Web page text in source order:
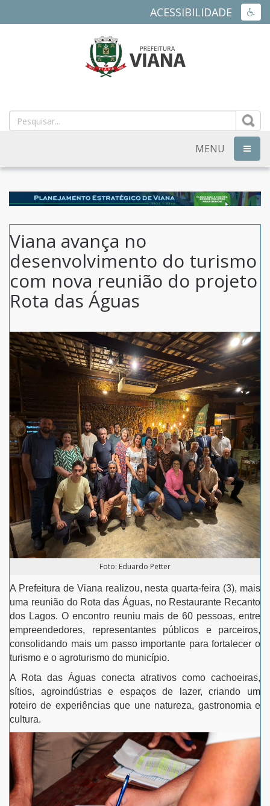
ACESSIBILIDADE
MUNICIPAL
DE
VIANA
ES
MENU
Viana avança no
desenvolvimento do turismo
com nova reunião do projeto
Rota das Águas
Foto: Eduardo Petter
A Prefeitura de Viana realizou, nesta quarta-feira (3), mais
uma reunião do Rota das Águas, no Restaurante Recanto
dos Lagos. O encontro reuniu mais de 60 pessoas, entre
empreendedores, representantes públicos e parceiros,
consolidando mais um passo importante para fortalecer o
turismo e o agroturismo do município.
A Rota das Águas conecta atrativos como cachoeiras,
sítios, agroindústrias e espaços de lazer, criando um
roteiro de experiências que une natureza, gastronomia e
cultura.